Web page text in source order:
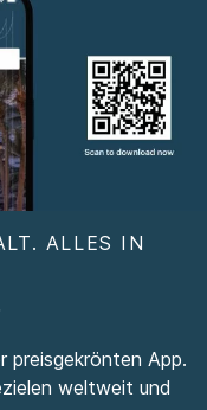
ALLES IN
preisgekrönten App.
weltweit und